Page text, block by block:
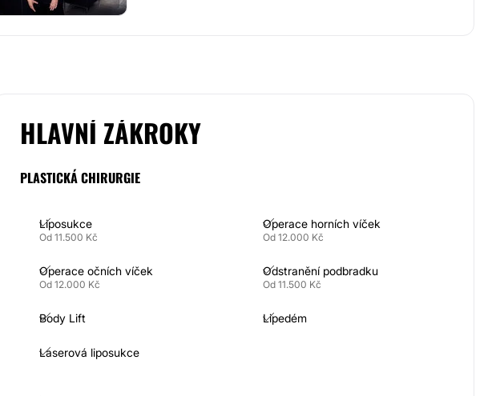
HLAVNÍ ZÁKROKY
PLASTICKÁ CHIRURGIE
Liposukce
Od 11.500 Kč
Operace horních víček
Od 12.000 Kč
Operace očních víček
Od 12.000 Kč
Odstranění podbradku
Od 11.500 Kč
Body Lift Lipedém
Laserová liposukce